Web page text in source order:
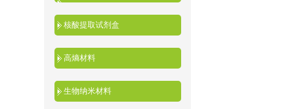
磁珠、核酸提取磁珠
核酸提取试剂盒
高熵材料
生物纳米材料